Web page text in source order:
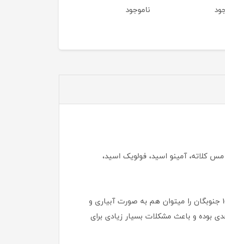
ناموجود
کلاته، مس کلاته، آمینو اسید، فولویک اسید،
همچنین استفاده از این کود ایمنی و مقاوت گیاهان را در برابر گرما و سرما بالاتر می برد. کود های پتاس+میکرو 30-0-10 جنوبگان را میتوان هم به صورت آبیاری و
بوده و باعث مشکلات بسیار زیادی برای